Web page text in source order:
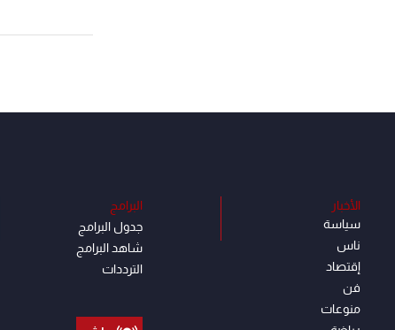
الأخبار
سياسة
ناس
إقتصاد
فن
منوعات
البرامج
جدول البرامج
شاهد البرامج
الترددات